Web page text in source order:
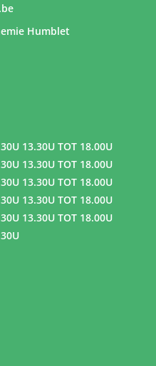
Humblet
13.30U TOT 18.00U
13.30U TOT 18.00U
13.30U TOT 18.00U
13.30U TOT 18.00U
13.30U TOT 18.00U